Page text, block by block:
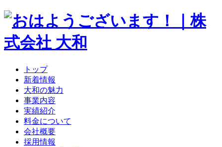
トップ
新着情報
大和の魅力
事業内容
実績紹介
料金について
会社概要
採用情報